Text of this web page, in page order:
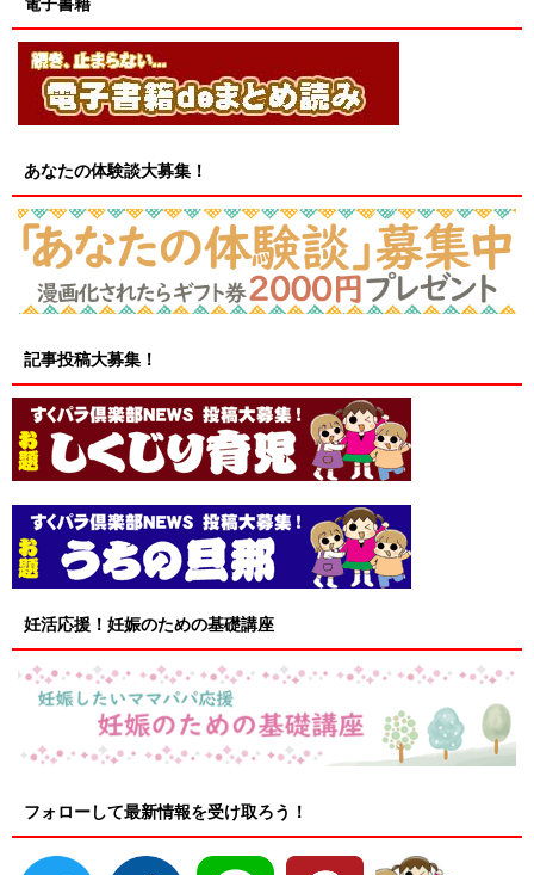
あなたの体験談大募集！
記事投稿大募集！
妊活応援！妊娠のための基礎講座
フォローして最新情報を受け取ろう！